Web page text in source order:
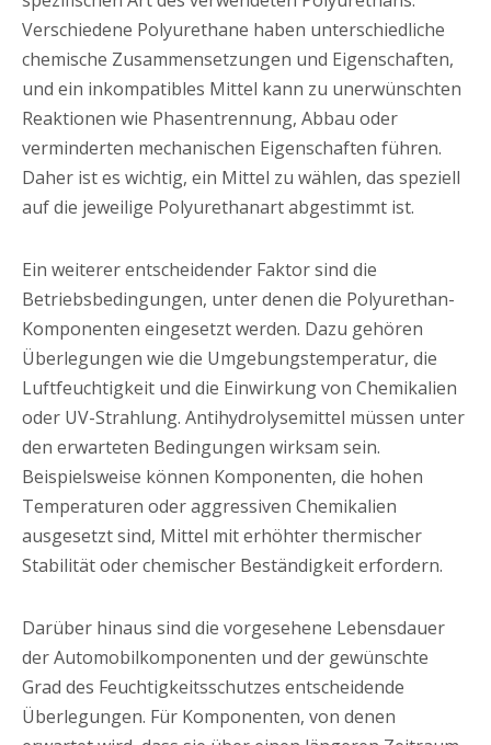
Verschiedene Polyurethane haben unterschiedliche
chemische Zusammensetzungen und Eigenschaften,
und ein inkompatibles Mittel kann zu unerwünschten
Reaktionen wie Phasentrennung, Abbau oder
verminderten mechanischen Eigenschaften führen.
Daher ist es wichtig, ein Mittel zu wählen, das speziell
auf die jeweilige Polyurethanart abgestimmt ist.
Ein weiterer entscheidender Faktor sind die
Betriebsbedingungen, unter denen die Polyurethan-
Komponenten eingesetzt werden. Dazu gehören
Überlegungen wie die Umgebungstemperatur, die
Luftfeuchtigkeit und die Einwirkung von Chemikalien
oder UV-Strahlung. Antihydrolysemittel müssen unter
den erwarteten Bedingungen wirksam sein.
Beispielsweise können Komponenten, die hohen
Temperaturen oder aggressiven Chemikalien
ausgesetzt sind, Mittel mit erhöhter thermischer
Stabilität oder chemischer Beständigkeit erfordern.
Darüber hinaus sind die vorgesehene Lebensdauer
der Automobilkomponenten und der gewünschte
Grad des Feuchtigkeitsschutzes entscheidende
Überlegungen. Für Komponenten, von denen